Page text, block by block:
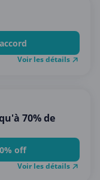
Voir les détails
70% de
off
Voir les détails